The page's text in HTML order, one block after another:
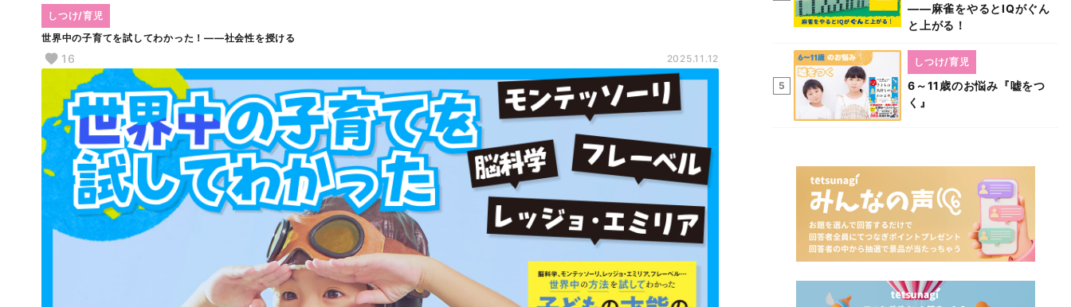
世界中の子育てを試してわかった！――社会性を授ける
しつけ/育児
16 2025.11.12
――麻雀をやるとIQがぐん
と上がる！
5
6～11歳のお悩み『嘘をつ
く』
しつけ/育児